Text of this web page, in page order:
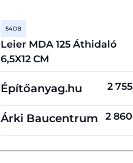
54 DB
Leier MDA 125 Áthidaló
6,5X12 CM
Építőanyag.hu 2 755
Árki Baucentrum 2 860